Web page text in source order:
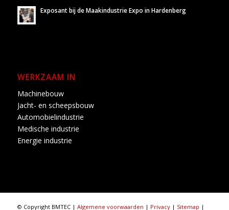
Exposant bij de Maakindustrie Expo in Hardenberg
WERKZAAM IN
Machinebouw
Jacht- en scheepsbouw
Automobielindustrie
Medische industrie
Energie industrie
© Copyright BMTEC | Algemene voorwaarden | Privacy| Sitemap |